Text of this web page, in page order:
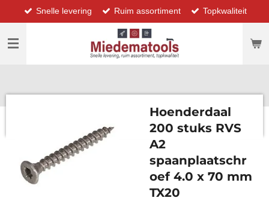
direct
naar
hoofdinhoud
Snelle levering Ruim assortiment Topkwaliteit
Hoenderdaal
200 stuks RVS
A2
spaanplaatschr
oef 4.0 x 70 mm
TX20